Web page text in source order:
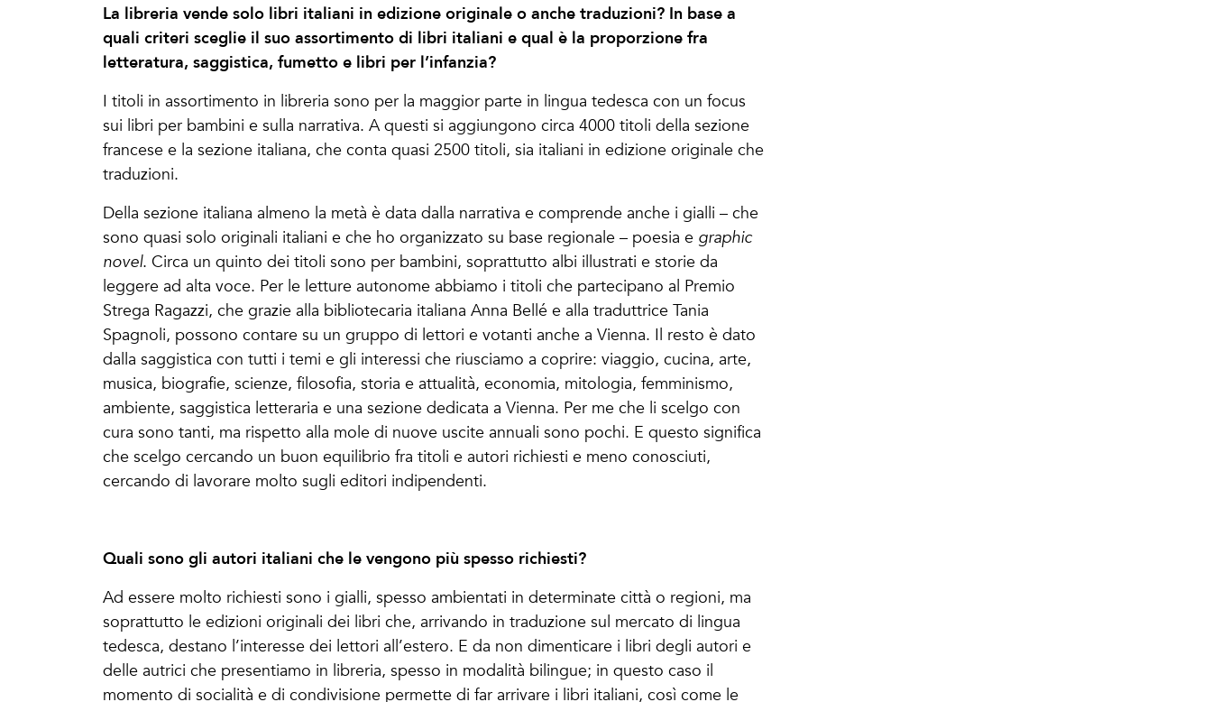
La libreria vende solo libri italiani in edizione originale o anche traduzioni? In base a
quali criteri sceglie il suo assortimento di libri italiani e qual è la proporzione fra
letteratura, saggistica, fumetto e libri per l’infanzia?
I titoli in assortimento in libreria sono per la maggior parte in lingua tedesca con un focus
sui libri per bambini e sulla narrativa. A questi si aggiungono circa 4000 titoli della sezione
francese e la sezione italiana, che conta quasi 2500 titoli, sia italiani in edizione originale che
traduzioni.
Della sezione italiana almeno la metà è data dalla narrativa e comprende anche i gialli – che
sono quasi solo originali italiani e che ho organizzato su base regionale – poesia e graphic
novel. Circa un quinto dei titoli sono per bambini, soprattutto albi illustrati e storie da
leggere ad alta voce. Per le letture autonome abbiamo i titoli che partecipano al Premio
Strega Ragazzi, che grazie alla bibliotecaria italiana Anna Bellé e alla traduttrice Tania
Spagnoli, possono contare su un gruppo di lettori e votanti anche a Vienna. Il resto è dato
dalla saggistica con tutti i temi e gli interessi che riusciamo a coprire: viaggio, cucina, arte,
musica, biografie, scienze, filosofia, storia e attualità, economia, mitologia, femminismo,
ambiente, saggistica letteraria e una sezione dedicata a Vienna. Per me che li scelgo con
cura sono tanti, ma rispetto alla mole di nuove uscite annuali sono pochi. E questo significa
che scelgo cercando un buon equilibrio fra titoli e autori richiesti e meno conosciuti,
cercando di lavorare molto sugli editori indipendenti.
Quali sono gli autori italiani che le vengono più spesso richiesti?
Ad essere molto richiesti sono i gialli, spesso ambientati in determinate città o regioni, ma
soprattutto le edizioni originali dei libri che, arrivando in traduzione sul mercato di lingua
tedesca, destano l’interesse dei lettori all’estero. E da non dimenticare i libri degli autori e
delle autrici che presentiamo in libreria, spesso in modalità bilingue; in questo caso il
momento di socialità e di condivisione permette di far arrivare i libri italiani, così come le